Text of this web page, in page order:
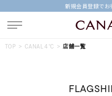
新規会員登録でお
TOP CANAL４℃ 店舗一覧